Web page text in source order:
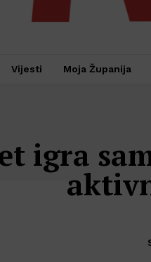
Vijesti Moja Županija
igra